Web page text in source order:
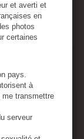
et averti et
en
photos
certaines
pays.
à
transmettre
serveur